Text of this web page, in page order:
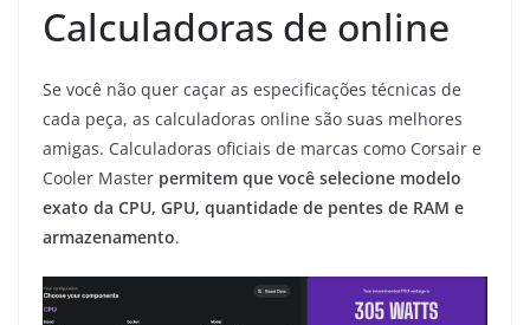
Calculadoras de online
Se você não quer caçar as especificações técnicas de
cada peça, as calculadoras online são suas melhores
amigas. Calculadoras oficiais de marcas como Corsair e
Cooler Master permitem que você selecione modelo
exato da CPU, GPU, quantidade de pentes de RAM e
armazenamento.